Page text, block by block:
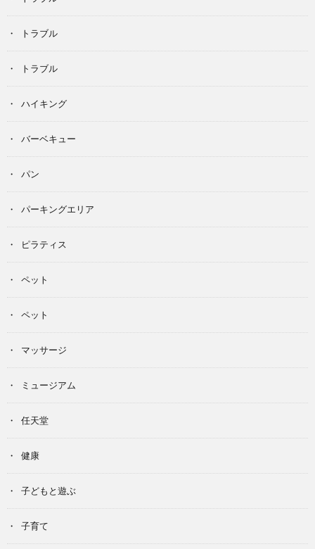
トラブル
トラブル
ハイキング
バーベキュー
パン
パーキングエリア
ピラティス
ペット
ペット
マッサージ
ミュージアム
任天堂
健康
子どもと遊ぶ
子育て